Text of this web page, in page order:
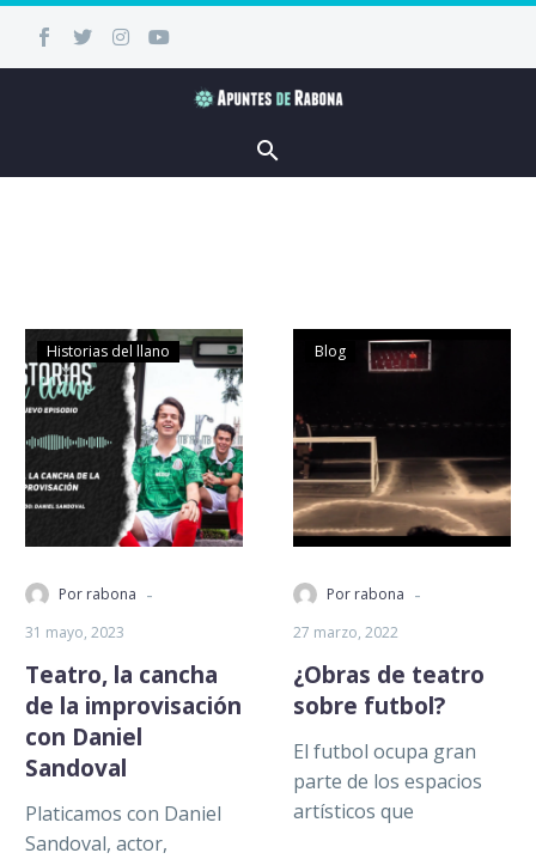
Historias del llano
Por rabona -
31 mayo, 2023
Teatro, la cancha
de la improvisación
con Daniel
Sandoval
Platicamos con Daniel
Sandoval, actor,
Blog
Por rabona -
27 marzo, 2022
¿Obras de teatro
sobre futbol?
El futbol ocupa gran
parte de los espacios
artísticos que